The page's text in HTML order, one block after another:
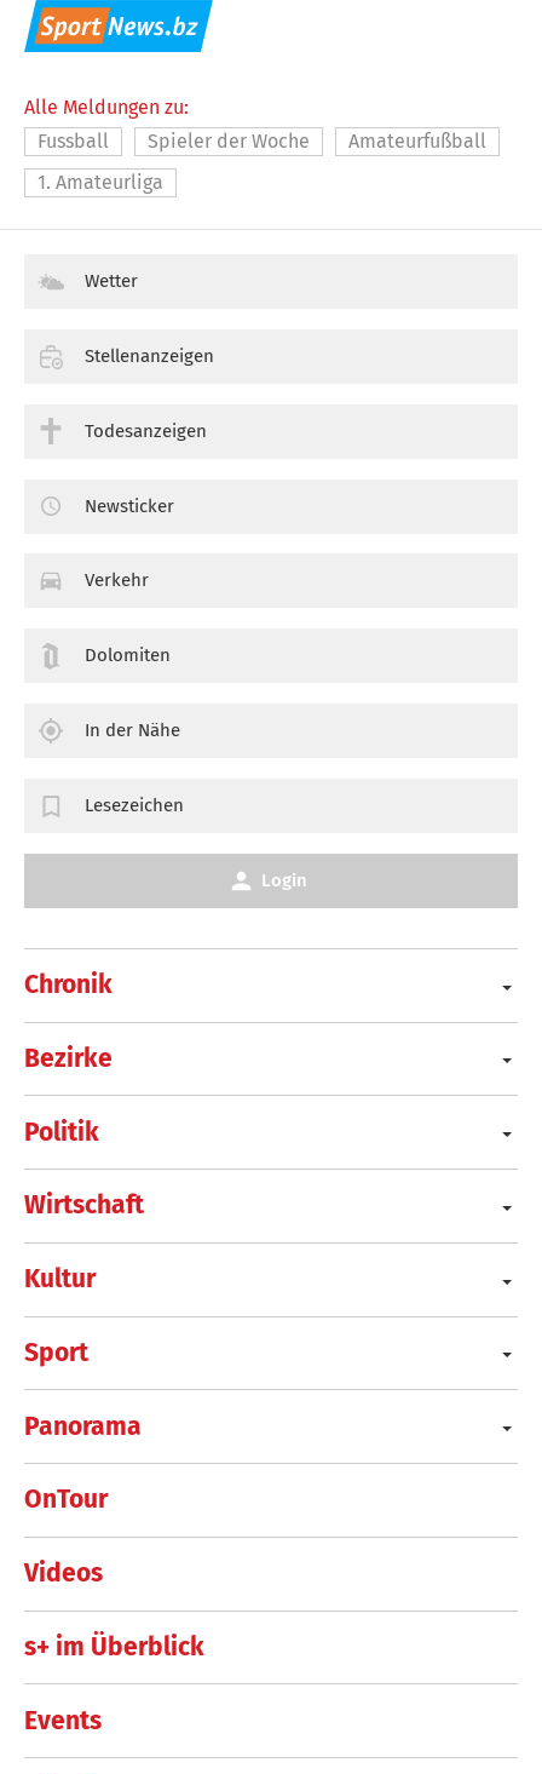
Alle Meldungen zu:
Fussball
Spieler der Woche
Amateurfußball
1. Amateurliga
Chronik
Bezirke
Politik
Wirtschaft
Kultur
Sport
Panorama
OnTour
Videos
s+ im Überblick
Events
Wetter
Stellenanzeigen
Todesanzeigen
Newsticker
Verkehr
Dolomiten
In der Nähe
Lesezeichen
Login